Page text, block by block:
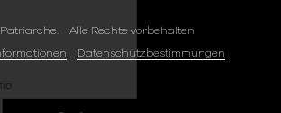
Alle Rechte vorbehalten
Datenschutzbestimmungen
Ist das für Sie bequem?
Privatsphäre, und so geht's.
von